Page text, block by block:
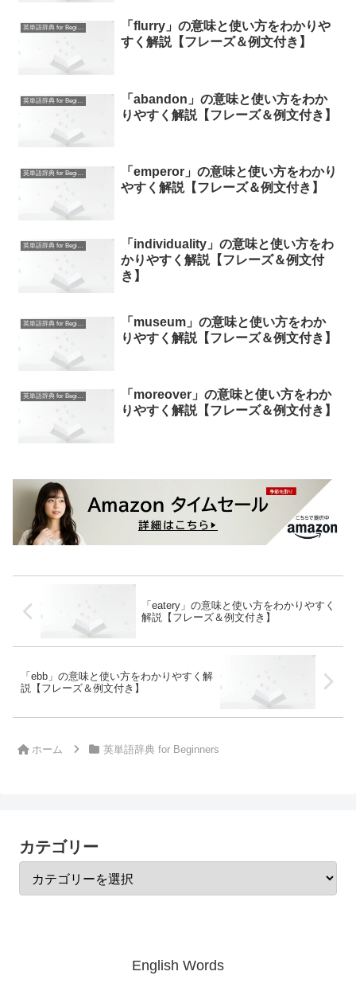
英単語辞典 for Beginners
「flurry」の意味と使い方をわかりや
すく解説【フレーズ＆例文付き】
英単語辞典 for Beginners
「abandon」の意味と使い方をわか
りやすく解説【フレーズ＆例文付き】
英単語辞典 for Beginners
「emperor」の意味と使い方をわかり
やすく解説【フレーズ＆例文付き】
英単語辞典 for Beginners
「individuality」の意味と使い方をわ
かりやすく解説【フレーズ＆例文付
き】
英単語辞典 for Beginners
「museum」の意味と使い方をわか
りやすく解説【フレーズ＆例文付き】
英単語辞典 for Beginners
「moreover」の意味と使い方をわか
りやすく解説【フレーズ＆例文付き】
「eatery」の意味と使い方をわかりやすく
解説【フレーズ＆例文付き】
「ebb」の意味と使い方をわかりやすく解
説【フレーズ＆例文付き】
ホーム 英単語辞典 for Beginners
カテゴリー
English Words